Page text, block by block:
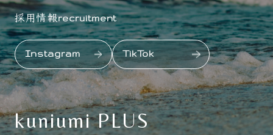
採用情報recruitment
Instagram TikTok
kuniumi PLUS